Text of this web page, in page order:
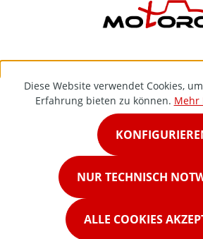
Diese Website verwendet Cookies,
Erfahrung bieten zu können. Mehr
NUR TECHNISCH
ALLE COOKIES